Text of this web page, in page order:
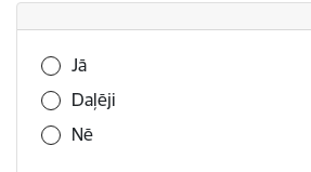
Vai šī informācija bija noderīga?
Jā
Daļēji
Nē